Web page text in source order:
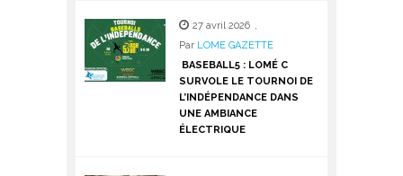
27 avril 2026
Par LOME GAZETTE
BASEBALL5 : LOMÉ C
SURVOLE LE TOURNOI DE
L’INDÉPENDANCE DANS
UNE AMBIANCE
ÉLECTRIQUE